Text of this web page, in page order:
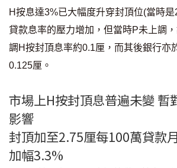
條款及細則
| 私隱政策聲明
H按息達3%已大幅度升穿封頂位(當時
貸款息率的壓力增加，但當時P未上調
調H按封頂息率約0.1厘，而其後銀行亦
0.125厘。
市場上H按封頂息普遍未變 暫
影響
封頂加至2.75厘每100萬貸款
加幅3.3%